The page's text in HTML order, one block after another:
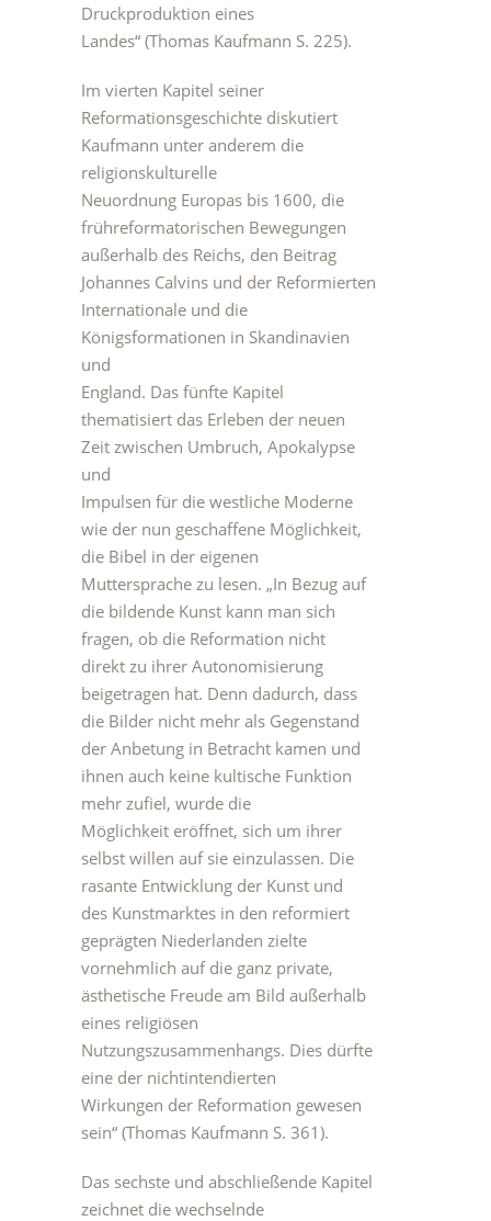
Druckproduktion eines
Landes“ (Thomas Kaufmann S. 225).
Im vierten Kapitel seiner
Reformationsgeschichte diskutiert
Kaufmann unter anderem die
religionskulturelle
Neuordnung Europas bis 1600, die
frühreformatorischen Bewegungen
außerhalb des Reichs, den Beitrag
Johannes Calvins und der Reformierten
Internationale und die
Königsformationen in Skandinavien
und
England. Das fünfte Kapitel
thematisiert das Erleben der neuen
Zeit zwischen Umbruch, Apokalypse
und
Impulsen für die westliche Moderne
wie der nun geschaffene Möglichkeit,
die Bibel in der eigenen
Muttersprache zu lesen. „In Bezug auf
die bildende Kunst kann man sich
fragen, ob die Reformation nicht
direkt zu ihrer Autonomisierung
beigetragen hat. Denn dadurch, dass
die Bilder nicht mehr als Gegenstand
der Anbetung in Betracht kamen und
ihnen auch keine kultische Funktion
mehr zufiel, wurde die
Möglichkeit eröffnet, sich um ihrer
selbst willen auf sie einzulassen. Die
rasante Entwicklung der Kunst und
des Kunstmarktes in den reformiert
geprägten Niederlanden zielte
vornehmlich auf die ganz private,
ästhetische Freude am Bild außerhalb
eines religiösen
Nutzungszusammenhangs. Dies dürfte
eine der nichtintendierten
Wirkungen der Reformation gewesen
sein“ (Thomas Kaufmann S. 361).
Das sechste und abschließende Kapitel
zeichnet die wechselnde